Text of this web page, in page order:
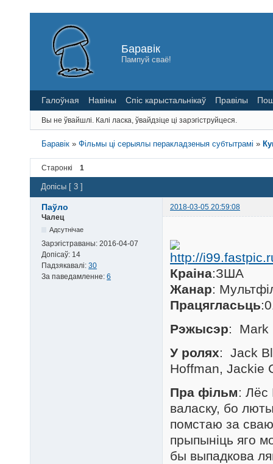
Баравік
Пампуй сваё!
Галоўная Навіны Спіс карыстальнікаў Правілы
Вы не ўвайшлі. Калі ласка, ўвайдзіце ці зарэгіструйцеся.
Баравік »Фільмы ці серыялы перакладзеныя субтытрамі »
Старонкі 1
Допісы [ 3 ]
Паўло
2018-03-05 20:59:08
Чалец
Адсутнічае
Зарэгістраваны: 2016-04-07
Допісаў: 14
Падзякавалі: 30
За паведамленне: 6 Краіна:ЗША
Жанар:
Працягласьць
Рэжысэр: Mark
У ролях: Jack
Hoffman, Jackie
Пра фільм: Лёс
валаску, бо
помстаю за
прыпыніць яго
бы выпадкова